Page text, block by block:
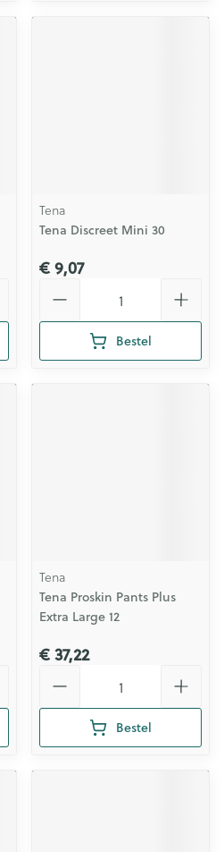
Tena
Tena Discreet Mini 30
€ 9,07
Bestel
Tena
Tena Proskin Pants Plus
Extra Large 12
€ 37,22
Bestel